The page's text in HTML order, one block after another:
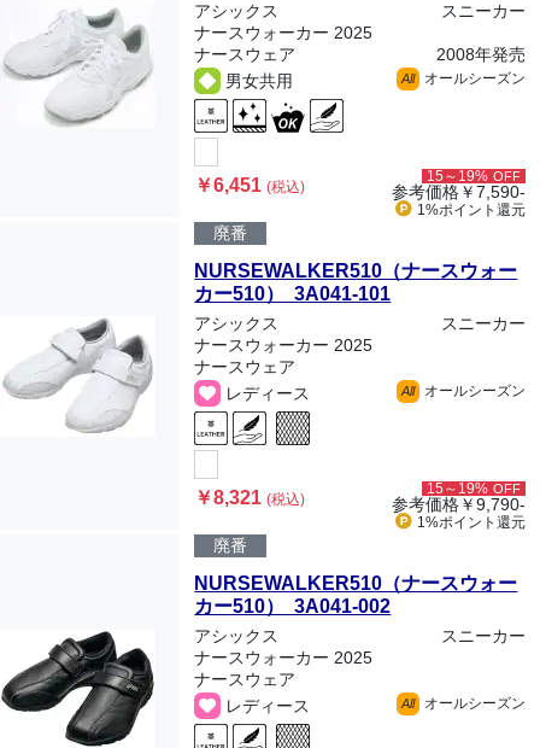
アシックス
スニーカー
ナースウォーカー 2025
ナースウェア
2008年発売
男女共用
All オールシーズン
￥6,451(税込)
15～19% OFF
参考価格￥7,590-
1%ポイント 還元
廃番
NURSEWALKER510（ナースウォー
カー510） 3A041-101
アシックス
スニーカー
ナースウォーカー 2025
ナースウェア
レディース
All オールシーズン
￥8,321(税込)
15～19% OFF
参考価格￥9,790-
1%ポイント 還元
廃番
NURSEWALKER510（ナースウォー
カー510） 3A041-002
アシックス
スニーカー
ナースウォーカー 2025
ナースウェア
レディース
All オールシーズン